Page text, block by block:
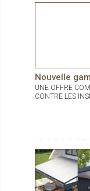
Nouvelle
UNE OFFRE
CONTRE LES